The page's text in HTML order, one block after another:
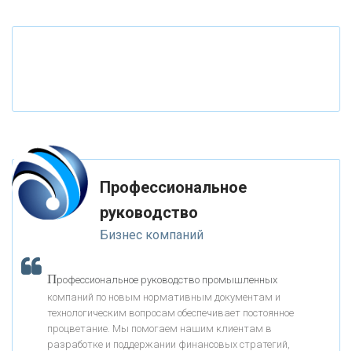
«ФК ОТКРЫТИЕ»
«ЗАПСИБКОМБАНК»
«РОСЕВРОБАНК»
«ПРЕСС-СЛУЖБА ВТБ24»
«АВТОГРАДБАНК»
Профессиональное
руководство
Бизнес компаний
Профессиональное руководство промышленных
компаний по новым нормативным документам и
технологическим вопросам обеспечивает постоянное
процветание. Мы помогаем нашим клиентам в
разработке и поддержании финансовых стратегий,